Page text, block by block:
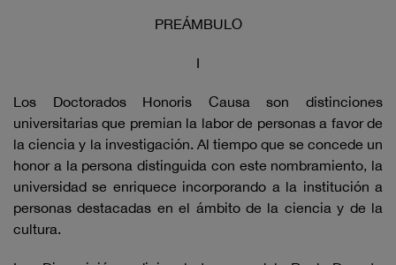
PREÁMBULO
I
Los Doctorados Honoris Causa son distinciones
universitarias que premian la labor de personas a favor de
la ciencia y la investigación. Al tiempo que se concede un
honor a la persona distinguida con este nombramiento, la
universidad se enriquece incorporando a la institución a
personas destacadas en el ámbito de la ciencia y de la
cultura.